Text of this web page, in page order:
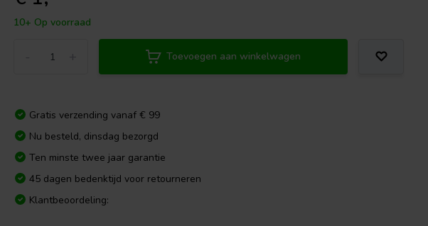
10+ Op voorraad
Toevoegen aan winkelwagen
Gratis verzending vanaf € 99
Nu besteld, dinsdag bezorgd
Ten minste twee jaar garantie
45 dagen bedenktijd voor retourneren
Klantbeoordeling: